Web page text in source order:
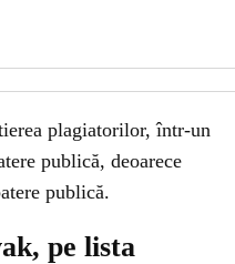
plagiatorilor, într-un
publică, deoarece
publică.
pe lista